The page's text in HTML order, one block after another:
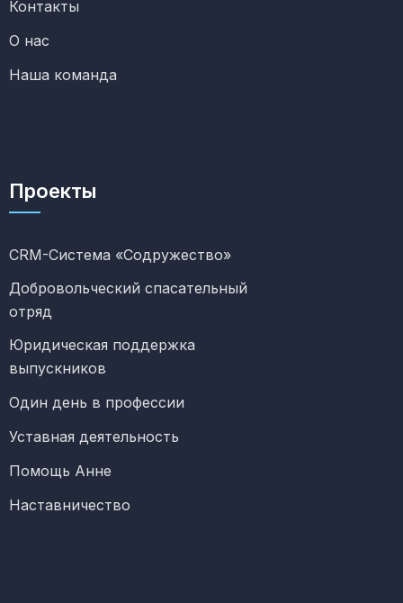
Контакты
О нас
Наша команда
Проекты
CRM-Система «Содружество»
Добровольческий спасательный
отряд
Юридическая поддержка
выпускников
Один день в профессии
Уставная деятельность
Помощь Анне
Наставничество